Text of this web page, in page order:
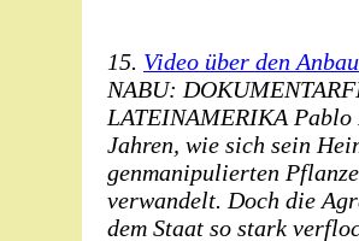
15. Video über den
NABU:
LATEINAMERIKA
Jahren, wie sich sein
genmanipulierten
verwandelt. Doch die
dem Staat so stark